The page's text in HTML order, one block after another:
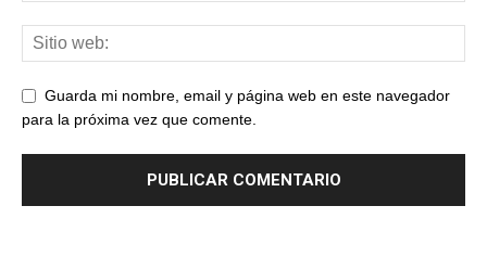
Guarda mi nombre, email y página web en este navegador
para la próxima vez que comente.